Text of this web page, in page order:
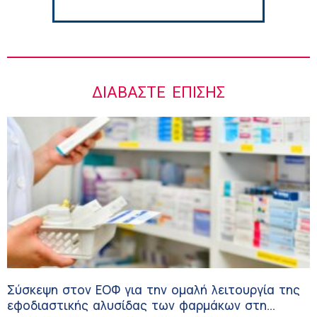
ΔΙΑΒΆΣΤΕ ΕΠΊΣΗΣ
Σύσκεψη στον ΕΟΦ για την ομαλή λειτουργία της
εφοδιαστικής αλυσίδας των φαρμάκων στη